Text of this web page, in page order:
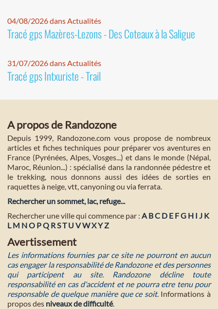
04/08/2026 dans Actualités
Tracé gps Mazères-Lezons - Des Coteaux à la Saligue
31/07/2026 dans Actualités
Tracé gps Intxuriste - Trail
A propos de Randozone
Depuis 1999, Randozone.com vous propose de nombreux
articles et fiches techniques pour préparer vos aventures en
France (Pyrénées, Alpes, Vosges...) et dans le monde (Népal,
Maroc, Réunion...) : spécialisé dans la randonnée pédestre et
le trekking, nous donnons aussi des idées de sorties en
raquettes à neige, vtt, canyoning ou via ferrata.
Rechercher un sommet, lac, refuge...
Rechercher une ville qui commence par : A BC D E FG H I J K
L M NO PQ RST U VWXYZ
Avertissement
Les informations fournies par ce site ne pourront en aucun
cas engager la responsabilité de Randozone et des personnes
qui participent au site. Randozone décline toute
responsabilité en cas d'accident et ne pourra etre tenu pour
responsable de quelque manière que ce soit. Informations à
propos des niveaux de difficulté.